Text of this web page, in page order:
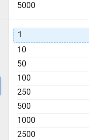
5000
1
10
50
100
250
500
1000
2500